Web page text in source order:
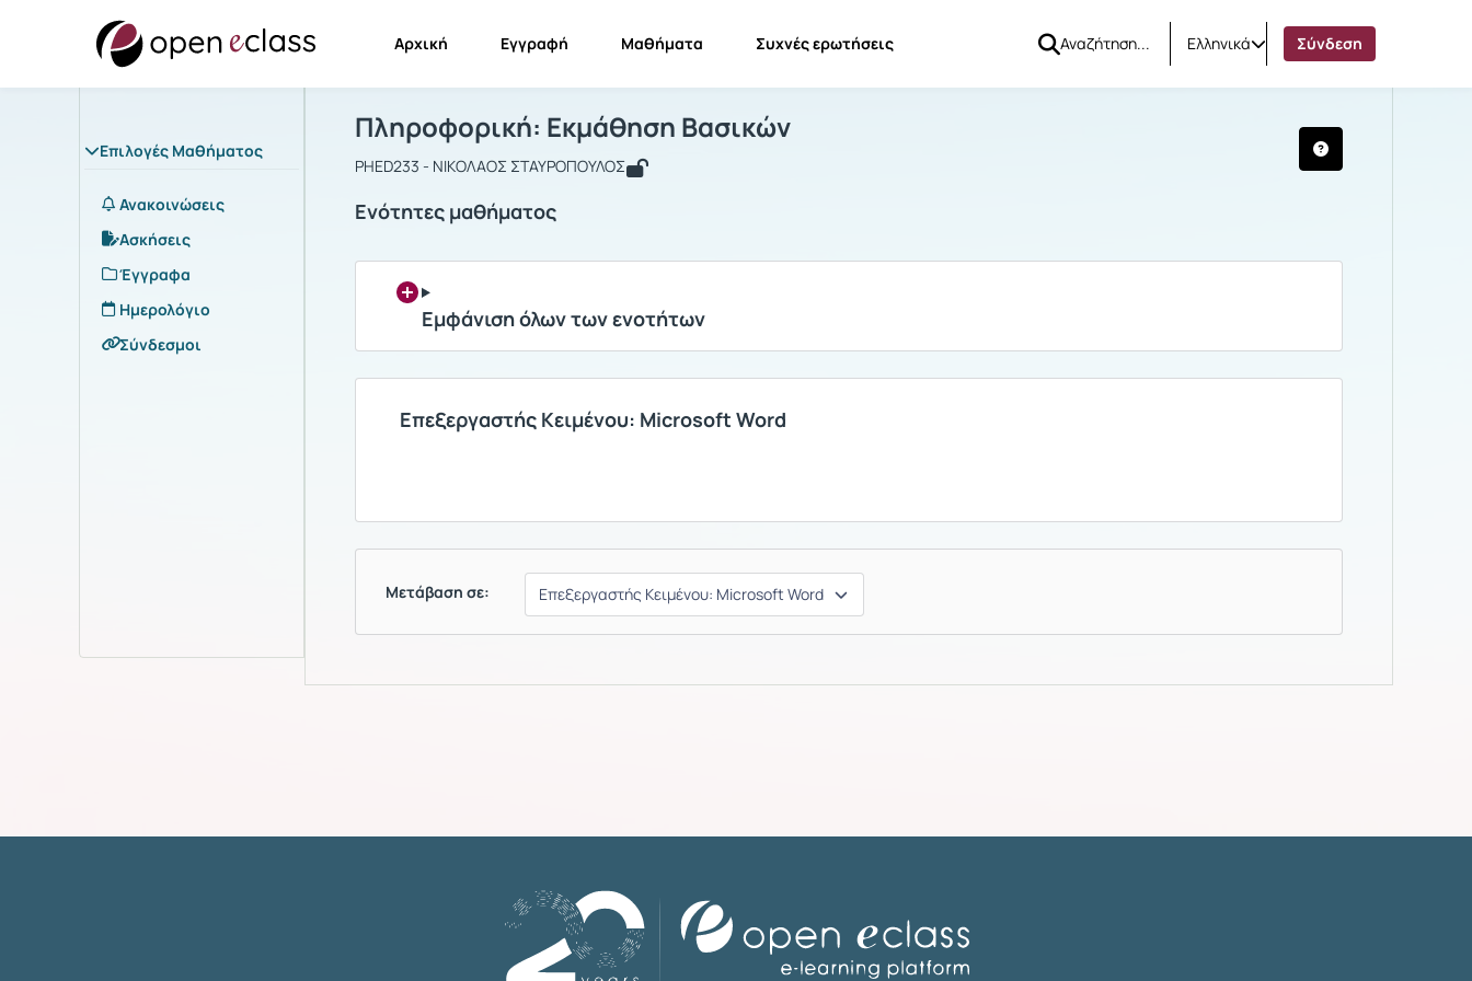
Αρχική Εγγραφή Μαθήματα Συχνές ερωτήσεις Ελληνικά Σύνδεση
Επιλογές Μαθήματος
Ανακοινώσεις
Ασκήσεις
Έγγραφα
Ημερολόγιο
Σύνδεσμοι
Μάθημα : Πληροφορική: Εκμάθηση Βασικών
Πληροφορική: Εκμάθηση Βασικών
PHED233 - ΝΙΚΟΛΑΟΣ ΣΤΑΥΡΟΠΟΥΛΟΣ
Ενότητες μαθήματος
Εμφάνιση όλων των ενοτήτων
Επεξεργαστής Κειμένου: Microsoft Word
Μετάβαση σε: